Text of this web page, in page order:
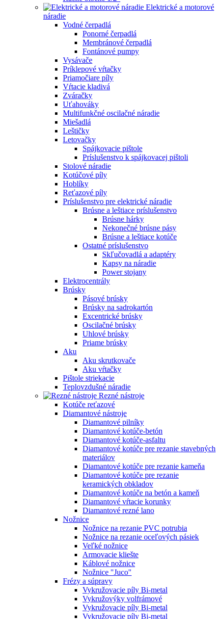
Elektrické a motorové
náradie
Vodné čerpadlá
Ponorné čerpadlá
Membránové čerpadlá
Fontánové pumpy
Vysávače
Príklepové vŕtačky
Priamočiare píly
Vŕtacie kladivá
Zváračky
Uťahováky
Multifunkčné oscilačné náradie
Miešadlá
Leštičky
Letovačky
Spájkovacie pištole
Príslušenstvo k spájkovacej pištoli
Stolové náradie
Kotúčové píly
Hoblíky
Reťazové píly
Príslušenstvo pre elektrické náradie
Brúsne a leštiace príslušenstvo
Brúsne hárky
Nekonečné brúsne pásy
Brúsne a leštiace kotúče
Ostatné príslušenstvo
Skľučovadlá a adaptéry
Kapsy na náradie
Power stojany
Elektrocentrály
Brúsky
Pásové brúsky
Brúsky na sadrokartón
Excentrické brúsky
Oscilačné brúsky
Uhlové brúsky
Priame brúsky
Aku
Aku skrutkovače
Aku vŕtačky
Pištole striekacie
Teplovzdušné náradie
Rezné nástroje
Kotúče reťazové
Diamantové nástroje
Diamantové pilníky
Diamantové kotúče-betón
Diamantové kotúče-asfaltu
Diamantové kotúče pre rezanie stavebných
materiálov
Diamantové kotúče pre rezanie kameňa
Diamantové kotúče pre rezanie
keramických obkladov
Diamantové kotúče na betón a kameň
Diamantové vŕtacie korunky
Diamantové rezné lano
Nožnice
Nožnice na rezanie PVC potrubia
Nožnice na rezanie oceľových pásiek
Veľké nožnice
Armovacie kliešte
Káblové nožnice
Nožnice "Juco"
Frézy a súpravy
Vykružovacie píly Bi-metal
Vykružovýky volfrámové
Vykružovacie píly Bi-metal
Vykružovacie píly Bi-metal